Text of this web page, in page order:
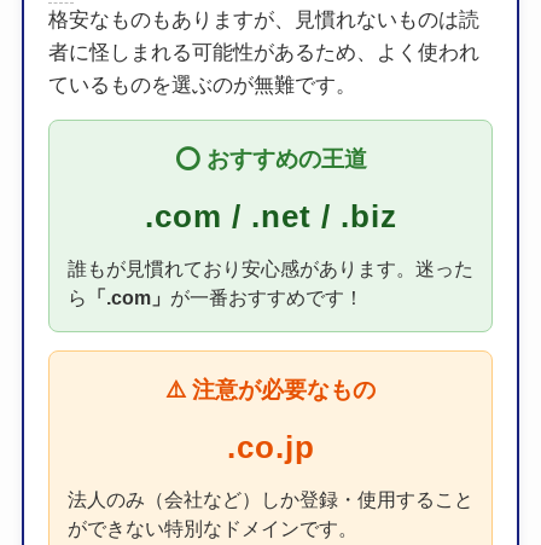
格安なものもありますが、見慣れないものは読
者に怪しまれる可能性があるため、よく使われ
ているものを選ぶのが無難です。
⭕️ おすすめの王道
.com / .net / .biz
誰もが見慣れており安心感があります。迷った
ら
「.com」 が一番おすすめです！
⚠️ 注意が必要なもの
.co.jp
法人のみ（会社など）しか登録・使用すること
ができない特別なドメインです。